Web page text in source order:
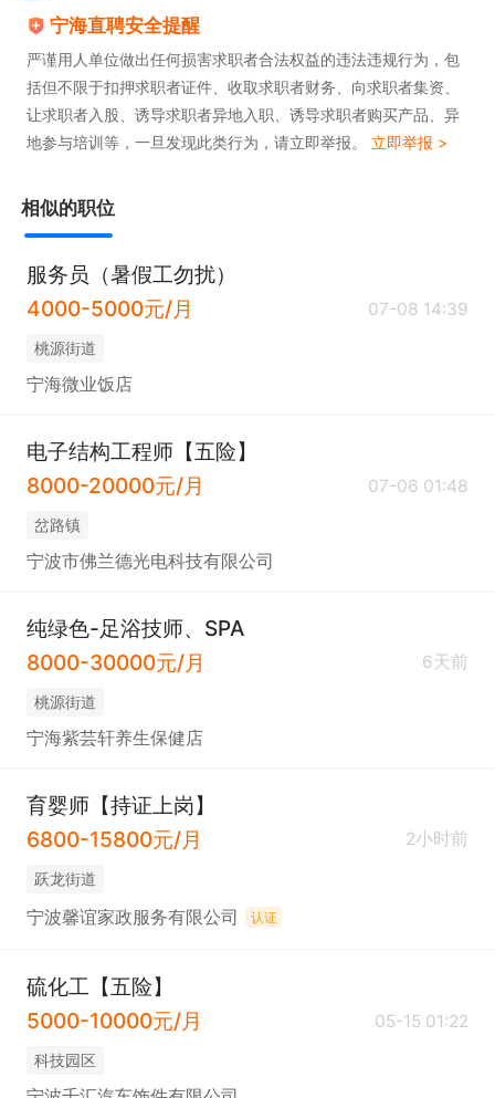
宁海直聘安全提醒
严谨用人单位做出任何损害求职者合法权益的违法违规行为，包
括但不限于扣押求职者证件、收取求职者财务、向求职者集资、
让求职者入股、诱导求职者异地入职、诱导求职者购买产品、异
地参与培训等，一旦发现此类行为，请立即举报。 立即举报 >
相似的职位
服务员（暑假工勿扰）
4000-5000元/月
07-08 14:39
桃源街道
宁海微业饭店
电子结构工程师【五险】
8000-20000元/月
07-06 01:48
岔路镇
宁波市佛兰德光电科技有限公司
纯绿色-足浴技师、SPA
8000-30000元/月
6天前
桃源街道
宁海紫芸轩养生保健店
育婴师【持证上岗】
6800-15800元/月
2小时前
跃龙街道
宁波馨谊家政服务有限公司 认证
硫化工【五险】
5000-10000元/月
05-15 01:22
科技园区